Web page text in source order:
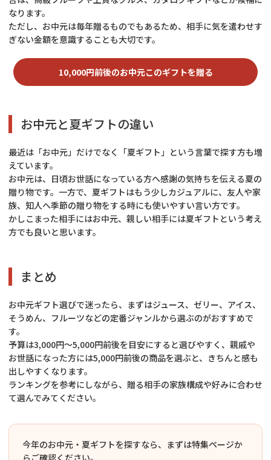
なります。
ただし、お中元は毎年贈るものでもあるため、相手に気を遣わせす
ぎない金額を意識することも大切です。
10,000円前後のお中元このギフトを贈る
お中元と夏ギフトの違い
最近は「お中元」だけでなく「夏ギフト」という言葉で探す方も増
えています。
お中元は、日頃お世話になっている方へ感謝の気持ちを伝える夏の
贈り物です。一方で、夏ギフトはもう少しカジュアルに、友人や家
族、知人へ季節の贈り物をする時にも使いやすい言い方です。
かしこまった相手にはお中元、親しい相手には夏ギフトという考え
方でも良いと思います。
まとめ
お中元ギフト選びで迷ったら、まずはジュース、ゼリー、アイス、
そうめん、フルーツなどの定番ジャンルから選ぶのがおすすめで
す。
予算は3,000円〜5,000円前後を目安にすると選びやすく、親戚や
お世話になった方には5,000円前後の商品を選ぶと、きちんと感も
出しやすくなります。
ランキングを参考にしながら、贈る相手の家族構成や好みに合わせ
て選んでみてください。
今年のお中元・夏ギフトを探すなら、まずは特集ページか
らご確認ください。